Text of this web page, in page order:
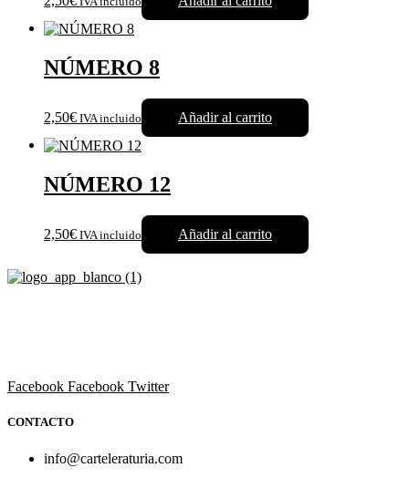
NÚMERO 8
2,50€ IVA incluido Añadir al carrito
NÚMERO 12
2,50€ IVA incluido Añadir al carrito
Facebook Facebook Twitter
CONTACTO
info@carteleraturia.com